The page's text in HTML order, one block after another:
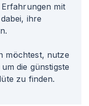
mit
ihre
möchtest, nutze
die günstigste
zu finden.